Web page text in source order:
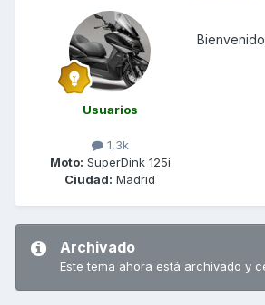
Usuarios
1,3k
Moto: SuperDink 125i
Ciudad: Madrid
Archivado
Este tema ahora está archivado y